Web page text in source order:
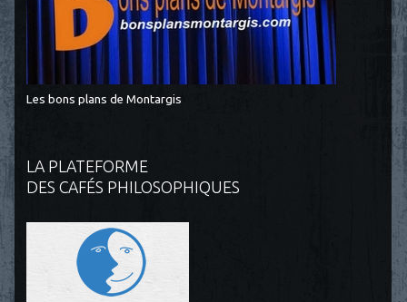
Les bons plans de Montargis
LA PLATEFORME
DES CAFÉS PHILOSOPHIQUES